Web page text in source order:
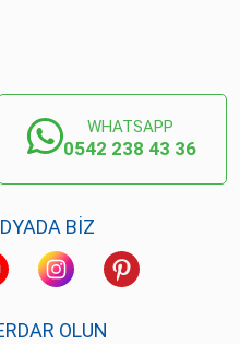
WHATSAPP
0542 238 43 36
BİZ
OLUN